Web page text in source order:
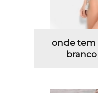
onde tem